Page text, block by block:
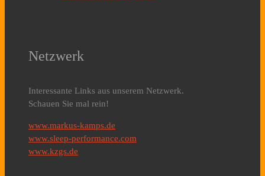
Netzwerk
Interessante Links aus unserem Netzwerk.
Schauen Sie mal rein!
www.markus-kamps.de
www.sleep-performance.com
www.kzgs.de